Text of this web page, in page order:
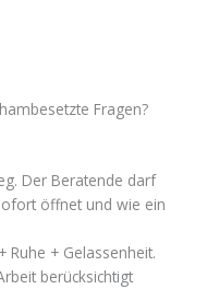
Fragen?
Der Beratende darf
öffnet und wie ein
Ruhe + Gelassenheit.
berücksichtigt